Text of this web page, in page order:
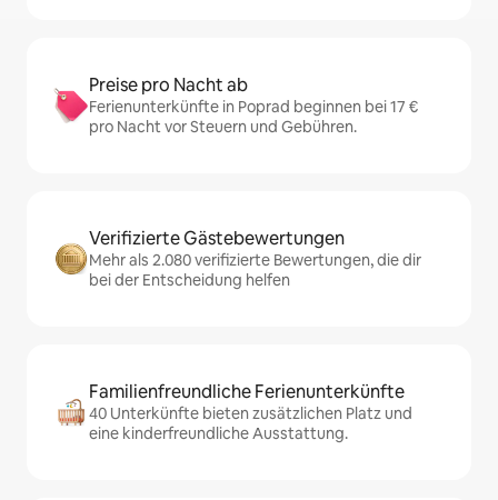
Preise pro Nacht ab
Ferienunterkünfte in Poprad beginnen bei 17 €
pro Nacht vor Steuern und Gebühren.
Verifizierte Gästebewertungen
Mehr als 2.080 verifizierte Bewertungen, die dir
bei der Entscheidung helfen
Familienfreundliche Ferienunterkünfte
40 Unterkünfte bieten zusätzlichen Platz und
eine kinderfreundliche Ausstattung.